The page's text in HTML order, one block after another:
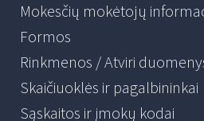
Mokesčių mokėtojų
Formos
Rinkmenos / Atviri
Skaičiuoklės ir pagalbininkai
Sąskaitos ir įmokų kodai